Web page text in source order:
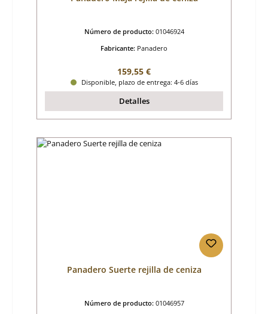
Número de producto: 01046924
Fabricante: Panadero
Precio normal:
159,55 €
Disponible, plazo de entrega: 4-6 días
Detalles
Panadero Suerte rejilla de ceniza
Número de producto: 01046957